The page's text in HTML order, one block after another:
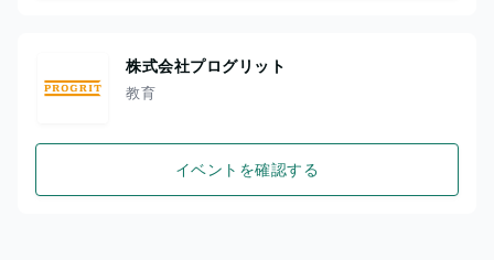
株式会社プログリット
教育
イベントを確認する